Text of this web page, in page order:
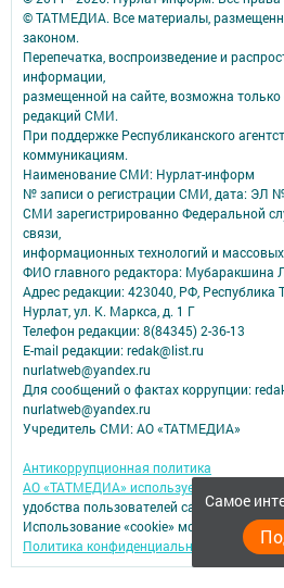
Самое
© ТАТМЕДИА. Все материалы,
законом.
Перепечатка, воспроизведение и
информации,
размещенной на сайте, возможна только
редакций СМИ.
При поддержке Республиканского
коммуникациям.
Наименование СМИ: Нурлат-⁠информ
№ записи о регистрации СМИ, дата: ЭЛ
СМИ зарегистрированно Федеральной
связи,
информационных технологий и
ФИО главного редактора: Мубаракшина
Адрес редакции: 423040, РФ, Республика
Нурлат, ул. К. Маркса, д. 1 Г
Телефон редакции: 8(84345) 2-36-13
E-mail редакции: redak@list.ru
nurlatweb@yandex.ru
Для сообщений о фактах коррупции:
nurlatweb@yandex.ru
Учредитель СМИ: АО «ТАТМЕДИА»
Антикоррупционная политика
АО «ТАТМЕДИА» использует «cookie»
удобства пользователей сайтом.
Использование «cookie» можно отменить
Политика конфиденциальности